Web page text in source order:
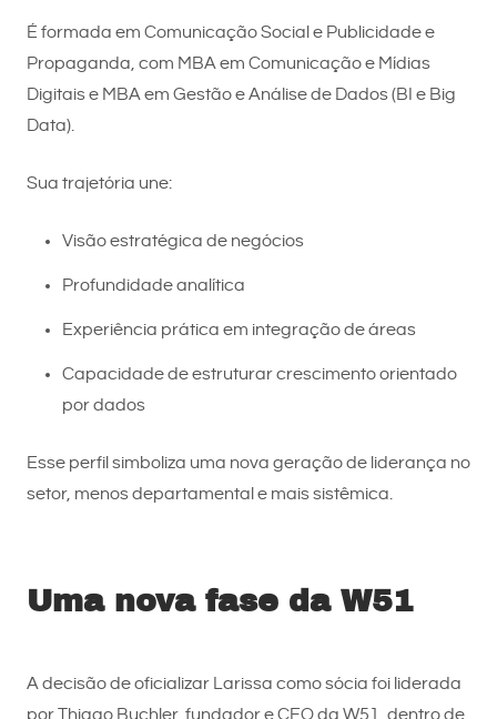
É formada em Comunicação Social e Publicidade e
Propaganda, com MBA em Comunicação e Mídias
Digitais e MBA em Gestão e Análise de Dados (BI e Big
Data).
Sua trajetória une:
Visão estratégica de negócios
Profundidade analítica
Experiência prática em integração de áreas
Capacidade de estruturar crescimento orientado
por dados
Esse perfil simboliza uma nova geração de liderança no
setor, menos departamental e mais sistêmica.
Uma nova fase da W51
A decisão de oficializar Larissa como sócia foi liderada
por Thiago Buchler, fundador e CEO da W51, dentro de